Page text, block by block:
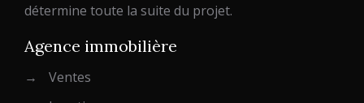
détermine toute la suite du projet.
Agence immobilière
→
Ventes